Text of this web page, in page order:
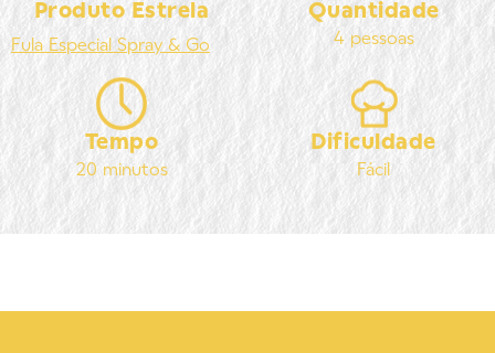
Produto Estrela
Fula Especial Spray & Go
Quantidade
4 pessoas
Tempo
20 minutos
Dificuldade
Fácil